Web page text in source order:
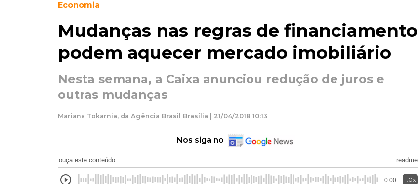
Economia
Mudanças nas regras de financiamento
podem aquecer mercado imobiliário
Nesta semana, a Caixa anunciou redução de juros e
outras mudanças
Mariana Tokarnia, da Agência Brasil Brasília | 21/04/2018 10:13
Nos siga no
ouça este conteúdo readme
0:00 1.0x